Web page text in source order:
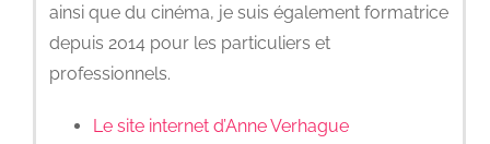
ainsi que du cinéma, je suis également formatrice
depuis 2014 pour les particuliers et
professionnels.
Le site internet d’Anne Verhague